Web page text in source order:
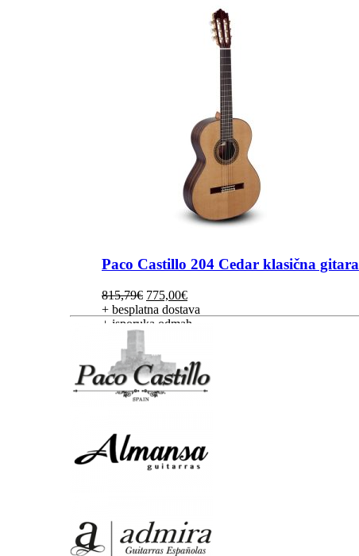
Paco Castillo 204 Cedar klasična gitara
815,79€ Izvorna
cijena
bila
815,79€.
775,00€Trenutna
cijena
je:
+ besplatna dostava
+ isporuka odmah